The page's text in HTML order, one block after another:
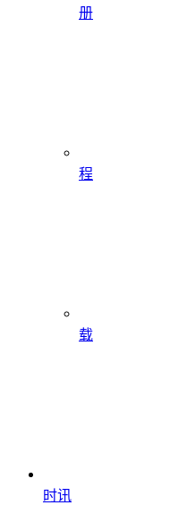
册
程
载
时讯